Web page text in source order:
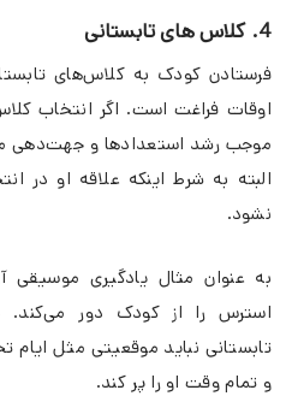
4. کلاس های تابستانی
فرستادن کودک به کلاس‌های
اوقات فراغت است. اگر انتخاب
موجب رشد استعدادها و جهت‌دهی
البته به شرط اینکه علاقه او در
نشود.
به عنوان مثال یادگیری
استرس را از کودک دور می‌کند.
تابستانی نباید موقعیتی مثل ایام
و تمام وقت او را پر کند.